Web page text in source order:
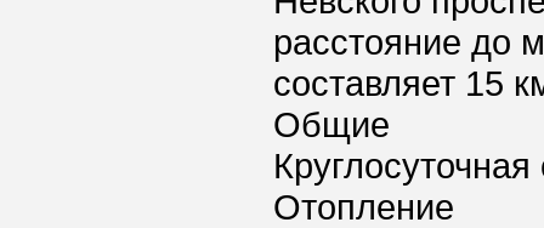
расстояние до
составляет 15
Общие
Отопление